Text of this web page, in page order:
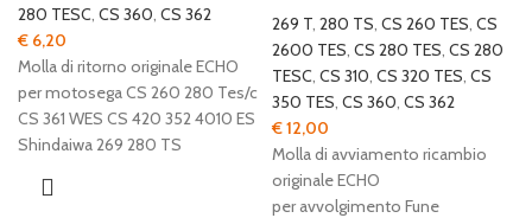
280 TESC, CS 360, CS 362
€ 6,20
Molla di ritorno originale ECHO
per motosega CS 260 280 Tes/c
CS 361 WES CS 420 352 4010 ES
Shindaiwa 269 280 TS
269 T, 280 TS, CS 260 TES, CS
2600 TES, CS 280 TES, CS 280
TESC, CS 310, CS 320 TES, CS
350 TES, CS 360, CS 362
€12,00
Molla di avviamento ricambio
originale ECHO
per avvolgimento Fune